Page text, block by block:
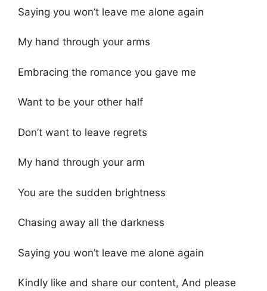
Saying you won’t leave me alone again
My hand through your arms
Embracing the romance you gave me
Want to be your other half
Don’t want to leave regrets
My hand through your arm
You are the sudden brightness
Chasing away all the darkness
Saying you won’t leave me alone again
Kindly like and share our content, And please